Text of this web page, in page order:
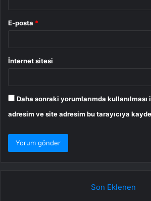
E-posta *
İnternet sitesi
Daha sonraki yorumlarımda kullanılması
adresim ve site adresim bu tarayıcıya
Son Eklenen